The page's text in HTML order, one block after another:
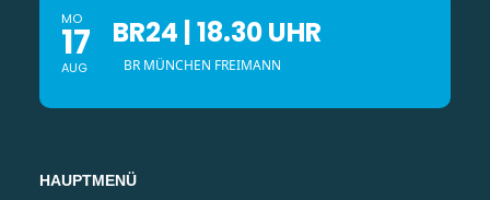
MO
17
AUG
BR24 | 18.30 UHR
BR MÜNCHEN FREIMANN
HAUPTMENÜ